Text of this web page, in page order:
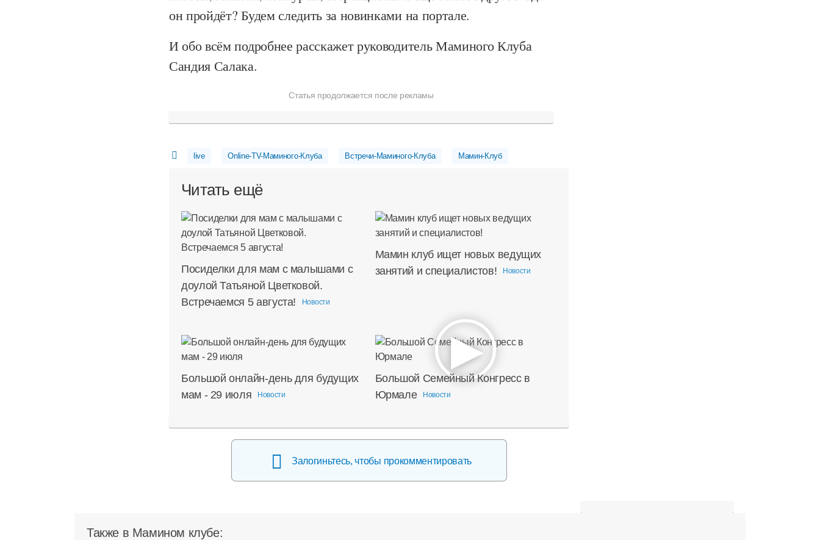
он пройдёт? Будем следить за новинками на портале.
И обо всём подробнее расскажет руководитель Маминого Клуба
Сандия Салака.
Статья продолжается после рекламы
live Online-TV-Маминого-Клуба Встречи-Маминого-Клуба Мамин-Клуб
Читать ещё
Посиделки для мам с малышами с
доулой Татьяной Цветковой.
Встречаемся 5 августа!
Новости
Мамин клуб ищет новых ведущих
занятий и специалистов!
Новости
Большой онлайн-день для будущих
мам - 29 июля
Новости
Большой Семейный Конгресс в
Юрмале
Новости
Залогиньтесь, чтобы прокомментировать
Также в Мамином клубе: